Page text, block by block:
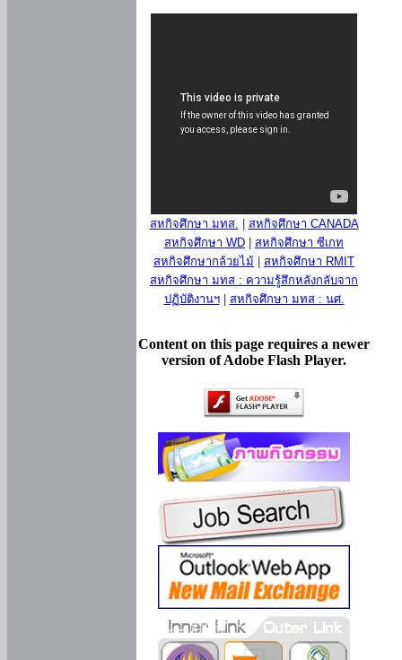
สหกิจศึกษา มทส.
สหกิจศึกษา CANADA
สหกิจศึกษา WD
สหกิจศึกษา ซีเกท
สหกิจศึกษากล้วยไม้
สหกิจศึกษา RMIT
สหกิจศึกษา มทส : ความรู้สึกหลังกลับจาก
ปฏิบัติงานฯ| สหกิจศึกษา มทส : นศ.
Content on this page requires a newer
version of Adobe Flash Player.